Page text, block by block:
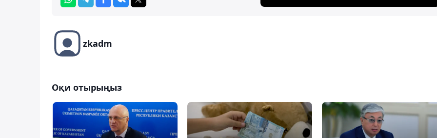
zkadm
Оқи отырыңыз